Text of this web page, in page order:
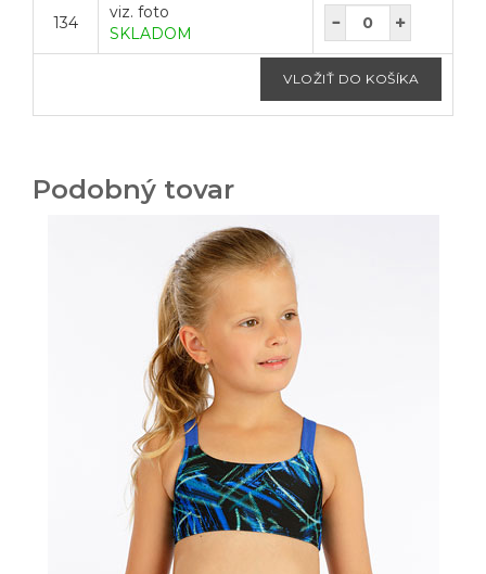
134
viz. foto
SKLADOM
Podobný tovar